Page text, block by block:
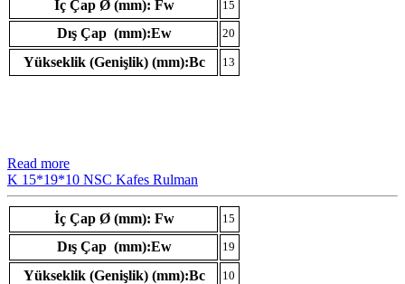
İç Çap Ø (mm): Fw 15
Dış Çap (mm):Ew 20
Yükseklik (Genişlik) (mm):Bc 13
Read more
K 15*19*10 NSC Kafes Rulman
İç Çap Ø (mm): Fw 15
Dış Çap (mm):Ew 19
Yükseklik (Genişlik) (mm):Bc 10